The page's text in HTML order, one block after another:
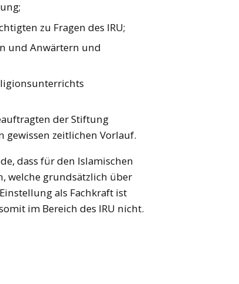
zu Fragen des IRU;
und Anwärtern und
der Stiftung
gewissen zeitlichen Vorlauf.
dass für den Islamischen
welche grundsätzlich über
als Fachkraft ist
im Bereich des IRU nicht.